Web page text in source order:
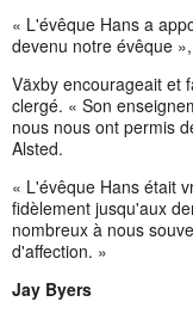
« L'évêque Hans a
devenu notre évêque
Växby encourageait et
clergé. « Son
nous nous ont permis
Alsted.
« L'évêque Hans était
fidèlement jusqu'aux
nombreux à nous
d'affection. »
Jay Byers